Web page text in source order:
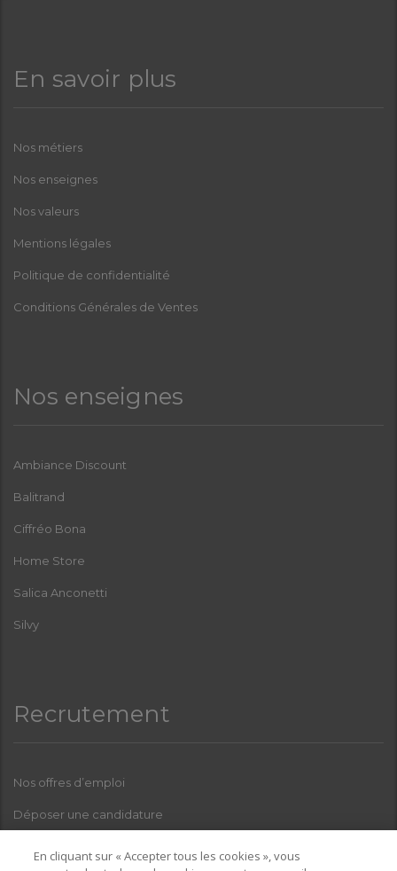
En savoir plus
Nos métiers
Nos enseignes
Nos valeurs
Mentions légales
Politique de confidentialité
Conditions Générales de Ventes
Nos enseignes
Ambiance Discount
Balitrand
Ciffréo Bona
Home Store
Salica Anconetti
Silvy
Recrutement
Nos offres d’emploi
Déposer une candidature
En cliquant sur « Accepter tous les cookies », vous